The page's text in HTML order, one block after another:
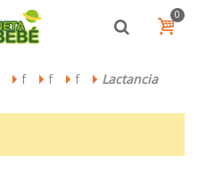
0
> f > f > f > Lactancia